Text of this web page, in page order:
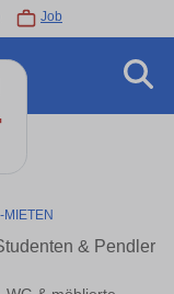
Job
MIETEN
& Pendler